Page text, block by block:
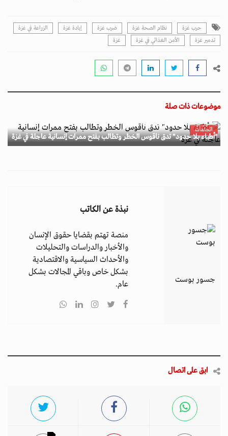
حرب غزة نظام الصحة غزة ضرب غزة إبادة غزة
الزراعة في غزة
تدمير غزة
اﻷﻣﻦ اﻟﻐﺬاﺋﻲ في غزة غزة
موضوعات ذات صلة
اتجاهات
جسور بوست
"أطباء بلا حدود" تدق ناقوس الخطر وتطالب بفتح ممرات إنسانية عاجلة في غزة
جسور بوست
نبذة عن الكاتب
منصة تهتم بقضايا حقوق الإنسان
والأخبار والدراسات والتحليلات
والأحداث السياسية والاقتصادية
بشكل خاص وباقي المجالات بشكل
عام.
ابق على اتصال